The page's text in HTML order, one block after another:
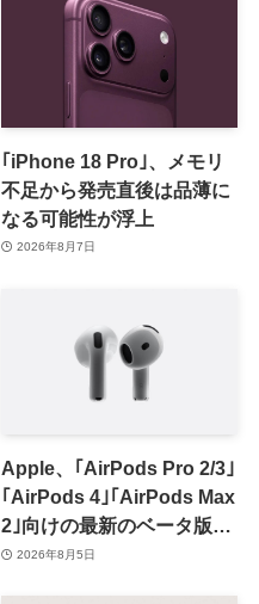
｢iPhone 18 Pro｣、メモリ
不足から発売直後は品薄に
なる可能性が浮上
2026年8月7日
Apple、｢AirPods Pro 2/3｣
｢AirPods 4｣｢AirPods Max
2｣向けの最新のベータ版フ
ァームウェア｢9A5336b｣を
2026年8月5日